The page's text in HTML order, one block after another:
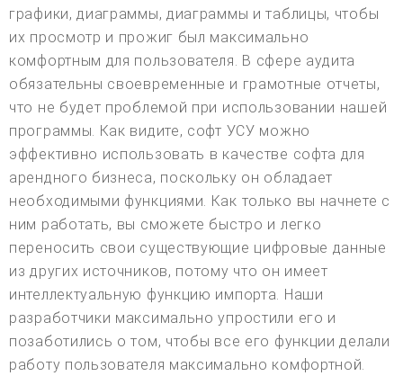
графики, диаграммы, диаграммы и таблицы, чтобы
их просмотр и прожиг был максимально
комфортным для пользователя. В сфере аудита
обязательны своевременные и грамотные отчеты,
что не будет проблемой при использовании нашей
программы. Как видите, софт УСУ можно
эффективно использовать в качестве софта для
арендного бизнеса, поскольку он обладает
необходимыми функциями. Как только вы начнете с
ним работать, вы сможете быстро и легко
переносить свои существующие цифровые данные
из других источников, потому что он имеет
интеллектуальную функцию импорта. Наши
разработчики максимально упростили его и
позаботились о том, чтобы все его функции делали
работу пользователя максимально комфортной.